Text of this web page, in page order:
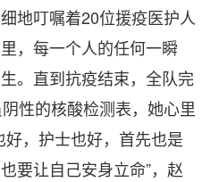
地叮嘱着20位援疫医护人
，每一个人的任何一瞬
。直到抗疫结束，全队完
性的核酸检测表，她心里
，护士也好，首先也是
要让自己安身立命”，赵